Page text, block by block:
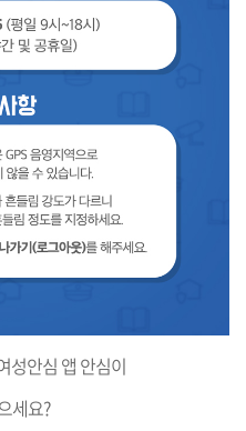
성안심 앱 안심이
세요?